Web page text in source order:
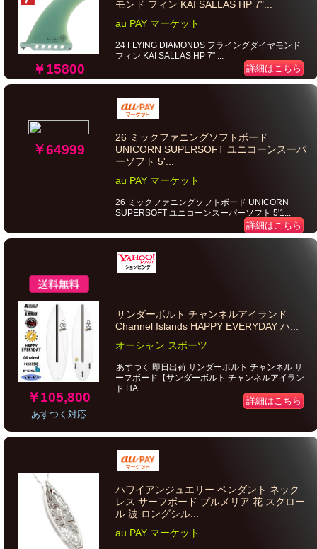
￥15800
モンド フィン KAI SALLAS HP 7"...
au PAY マーケット
24 FLYING DIAMONDS フライングダイヤモンド
フィン KAI SALLAS HP 7" ...
詳細はこちら
￥64999
26 ミックファニングソフトボード
UNICORN SUPERSOFT ユニコーンスーパ
ーソフト 5'...
au PAY マーケット
26 ミックファニングソフトボード UNICORN
SUPERSOFT ユニコーンスーパーソフト 5'1...
詳細はこちら
￥105,800
あすつく対応
サンダーボルト チャンネルアイランド
Channel Islands HAPPY EVERYDAY ハ...
オーシャン スポーツ
あすつく 即日出荷 サンダーボルト チャンネル サ
ーフボード【サンダーボルト チャンネルアイラン
ド HA...
詳細はこちら
ハワイアンジュエリー ペンダント ネック
レス サーフボード プルメリア 花 スクロー
ル 波 ロングシル...
au PAY マーケット